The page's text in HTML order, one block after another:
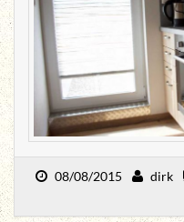
08/08/2015 dirk